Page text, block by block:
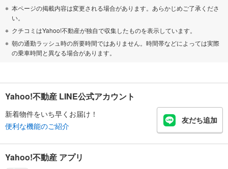
本ページの掲載内容は変更される場合があります。あらかじめご了承くださ
い。
クチコミはYahoo!不動産が独自で収集したものを表示しています。
朝の通勤ラッシュ時の所要時間ではありません。時間帯などによっては実際
の乗車時間と異なる場合があります。
Yahoo!不動産 LINE公式アカウント
新着物件をいち早くお届け！
便利な機能のご紹介
友だち追加
Yahoo!不動産 アプリ